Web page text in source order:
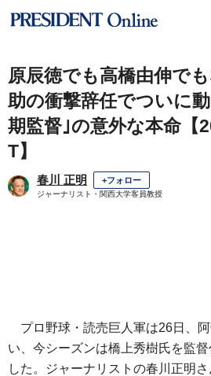
原辰徳でも高橋由伸で
助の衝撃辞任でついに
期監督｣の意外な本命【
T】
春川 正明 +フォロー
ジャーナリスト・関西大学客員教授
プロ野球・読売巨人軍は26日、
い、今シーズンは橋上秀樹氏を監
した。ジャーナリストの春川正明